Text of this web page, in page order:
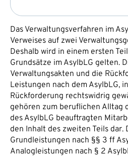
Das Verwaltungsverfahren im
Verweises auf zwei
Deshalb wird in einem ersten
Grundsätze im AsylbLG gelten.
Verwaltungsakten und die
Leistungen nach dem AsylbLG,
Rückforderung rechtswidrig
gehören zum beruflichen Alltag
des AsylbLG beauftragten
den Inhalt des zweiten Teils
Grundleistungen nach §§ 3 ff
Analogleistungen nach § 2